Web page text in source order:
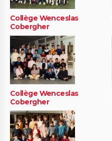
Collège Wenceslas
Cobergher
Collège Wenceslas
Cobergher